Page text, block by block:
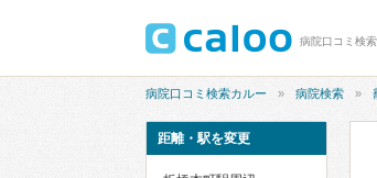
病院口コミ検
病院口コミ検索カルー 病院検索
距離・駅を変更